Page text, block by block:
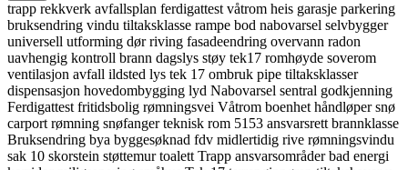
trapp rekkverk avfallsplan ferdigattest våtrom heis garasje parkering
bruksendring vindu tiltaksklasse rampe bod nabovarsel selvbygger
universell utforming dørriving fasadeendring overvann radon
uavhengig kontroll brann dagslys støy tek17 romhøyde soverom
ventilasjon avfall ildsted lys tek 17 ombruk pipe tiltaksklasser
dispensasjon hovedombygging lyd Nabovarsel sentral godkjenning
Ferdigattest fritidsbolig rømningsvei Våtrom boenhet håndløpersnø
carport rømning snøfangerteknisk rom 5153 ansvarsrett brannklasse
Bruksendring bya byggesøknad fdv midlertidig rive rømningsvindu
sak 10 skorstein støttemurtoalett Trapp ansvarsområderbad energi